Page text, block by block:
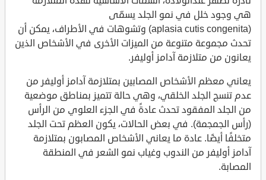
هي وجود خلل في نمو الجلد يسمّى
(aplasia cutis congenita) وتشوهات في الأطراف، يمكن أن
تحدث مجموعة متنوعة من الميزات الأخرى في الأشخاص الذين
يعانون من متلازمة آدامز أوليفر.
يعاني معظم الأشخاص المصابين بمتلازمة آدامز أوليفر من
عدم تنسج الجلد الخلقي، وهي حالة تتميز بمناطق موضعية
من الجلد المفقود تحدث عادةً في الجزء العلوي من الرأس
(رأس الجمجمة). في بعض الحالات، يكون العظم تحت الجلد
متخلفًا أيضًا. عادة ما يعاني الأشخاص المصابون بمتلازمة
آدامز أوليفر من الندوب وغياب نمو الشعر في المنطقة
المصابة.